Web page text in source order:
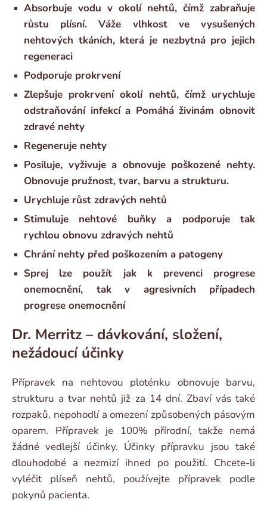
Absorbuje vodu v okolí nehtů, čímž zabraňuje
růstu plísní. Váže vlhkost ve vysušených
nehtových tkáních, která je nezbytná pro jejich
regeneraci
Podporuje prokrvení
Zlepšuje prokrvení okolí nehtů, čímž urychluje
odstraňování infekcí a Pomáhá živinám obnovit
zdravé nehty
Regeneruje nehty
Posiluje, vyživuje a obnovuje poškozené nehty.
Obnovuje pružnost, tvar, barvu a strukturu.
Urychluje růst zdravých nehtů
Stimuluje nehtové buňky a podporuje tak
rychlou obnovu zdravých nehtů
Chrání nehty před poškozením a patogeny
Sprej lze použít jak k prevenci progrese
onemocnění, tak v agresivních případech
progrese onemocnění
Dr. Merritz – dávkování, složení,
nežádoucí účinky
Přípravek na nehtovou ploténku obnovuje barvu,
strukturu a tvar nehtů již za 14 dní. Zbaví vás také
rozpaků, nepohodlí a omezení způsobených pásovým
oparem. Přípravek je 100% přírodní, takže nemá
žádné vedlejší účinky. Účinky přípravku jsou také
dlouhodobé a nezmizí ihned po použití. Chcete-li
vyléčit plíseň nehtů, používejte přípravek podle
pokynů pacienta.